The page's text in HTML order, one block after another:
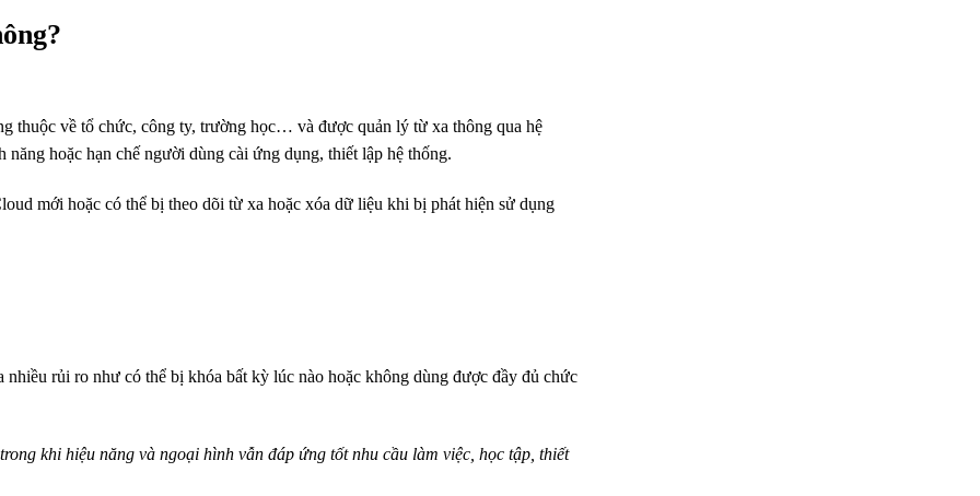
thuộc về tổ chức, công ty, trường học… và được quản lý từ xa thông qua hệ
hoặc hạn chế người dùng cài ứng dụng, thiết lập hệ thống.
mới hoặc có thể bị theo dõi từ xa hoặc xóa dữ liệu khi bị phát hiện sử dụng
rủi ro như có thể bị khóa bất kỳ lúc nào hoặc không dùng được đầy đủ chức
khi hiệu năng và ngoại hình vẫn đáp ứng tốt nhu cầu làm việc, học tập, thiết